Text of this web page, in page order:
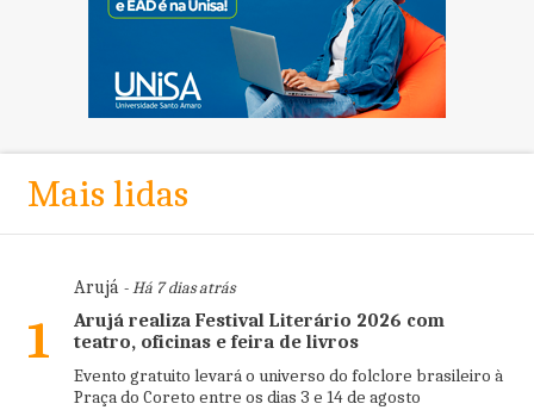
Mais lidas
1
Arujá- Há 7 dias atrás
Arujá realiza Festival Literário 2026 com
teatro, oficinas e feira de livros
Evento gratuito levará o universo do folclore brasileiro à
Praça do Coreto entre os dias 3 e 14 de agosto